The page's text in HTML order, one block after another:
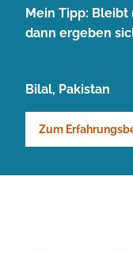
Mein Tipp:
dann ergeben
Bilal, Pakistan
Zum